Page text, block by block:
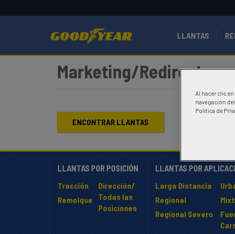
LLANTAS
Marketing/Redirects
ENCONTRAR LLANTAS
LLANTAS POR POSICIÓN
Tracción
Remolque
Dirección/
Todas las
Posiciones
LLANTAS POR
Larga Distancia
Regional
Regional Severo
Al hacer clic
navegación
Politica de